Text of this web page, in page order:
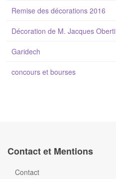
Remise des décorations 2016
Décoration de M. Jacques Oberti
Garidech
concours et bourses
Contact et Mentions
Contact